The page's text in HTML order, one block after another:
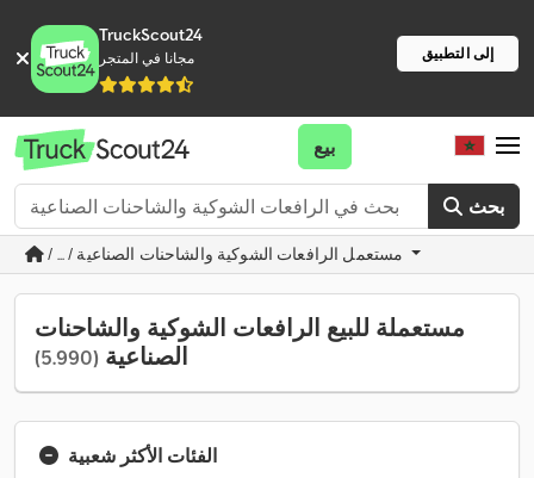
TruckScout24
مجانا في المتجر إلى التطبيق
بحث
بيع
مستعملة للبيع الرافعات الشوكية والشاحنات
الصناعية (5.990)
الفئات الأكثر شعبية